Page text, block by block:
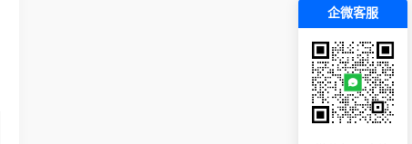
企微客服